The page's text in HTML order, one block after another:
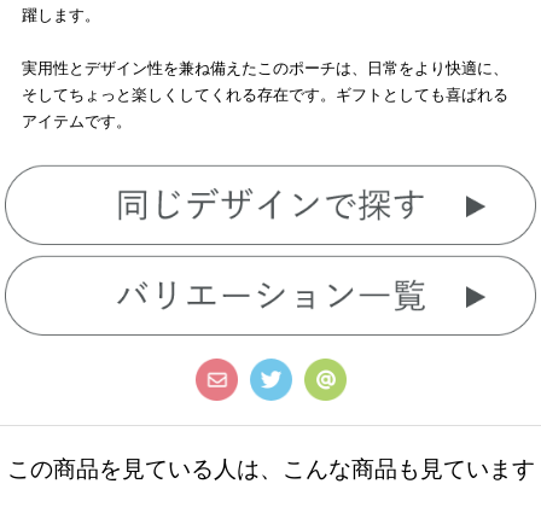
躍します。
実用性とデザイン性を兼ね備えたこのポーチは、日常をより快適に、
そしてちょっと楽しくしてくれる存在です。ギフトとしても喜ばれる
アイテムです。
この商品を見ている人は、こんな商品も見ています